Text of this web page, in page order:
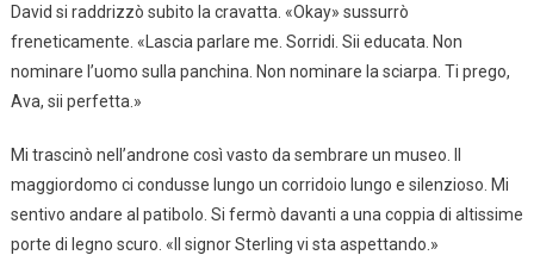
David si raddrizzò subito la cravatta. «Okay» sussurrò
freneticamente. «Lascia parlare me. Sorridi. Sii educata. Non
nominare l’uomo sulla panchina. Non nominare la sciarpa. Ti prego,
Ava, sii perfetta.»
Mi trascinò nell’androne così vasto da sembrare un museo. Il
maggiordomo ci condusse lungo un corridoio lungo e silenzioso. Mi
sentivo andare al patibolo. Si fermò davanti a una coppia di altissime
porte di legno scuro. «Il signor Sterling vi sta aspettando.»